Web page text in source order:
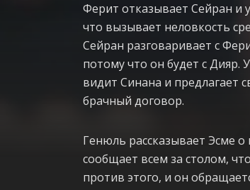
Ферит отказывает Сейран и
что вызывает неловкость
Сейран разговаривает с
потому что он будет с Дияр.
видит Синана и предлагает
брачный договор.
Генюль рассказывает Эсме
сообщает всем за столом,
против этого, и он